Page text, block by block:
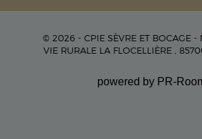
© 2026 - CPIE SÈVRE ET BOCAGE -
VIE RURALE LA FLOCELLIÈRE ,
powered by PR-